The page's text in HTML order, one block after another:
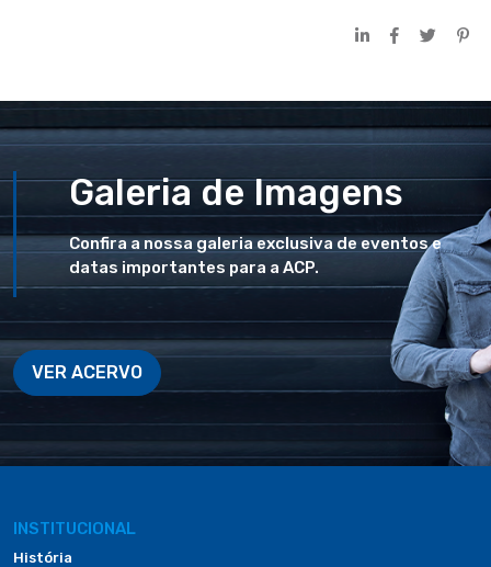
Galeria de Imagens
Confira a nossa galeria exclusiva de eventos e
datas importantes para a ACP.
VER ACERVO
INSTITUCIONAL
História